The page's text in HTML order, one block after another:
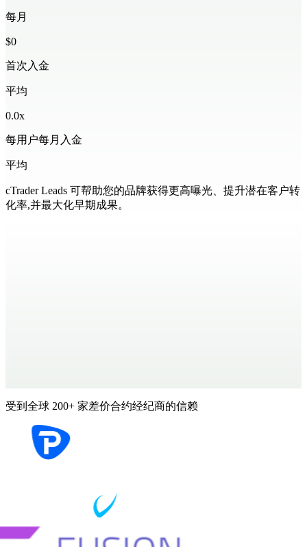
每月
$0
首次入金
平均
0.0x
每用户每月入金
平均
cTrader Leads 可帮助您的品牌获得更高曝光、提升潜在客户转
化率,并最大化早期成果。
受到全球 200+ 家差价合约经纪商的信赖